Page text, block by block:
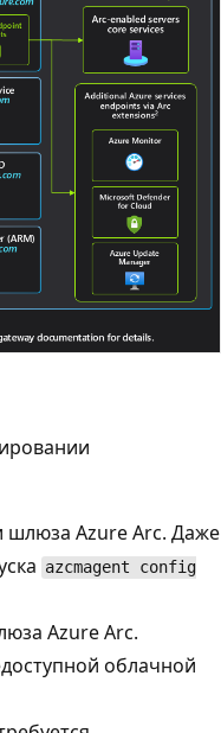
шлюза Azure Arc. Даже
azcmagent config
Azure Arc.
облачной